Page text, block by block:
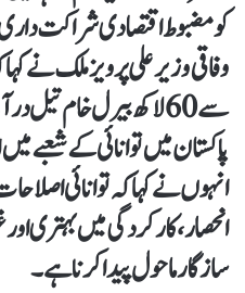
کو مضبوط اقتصادی شراکت
وفاقی وزیر علی پرویز ملک نے کہا
سے 60 لاکھ بیرل خام تیل درآمد کیا ہے۔
پاکستان میں توانائی کے
انہوں نے کہا کہ توانائی
انحصار، کارکردگی میں بہتری
سازگار ماحول پیدا کرنا ہے۔